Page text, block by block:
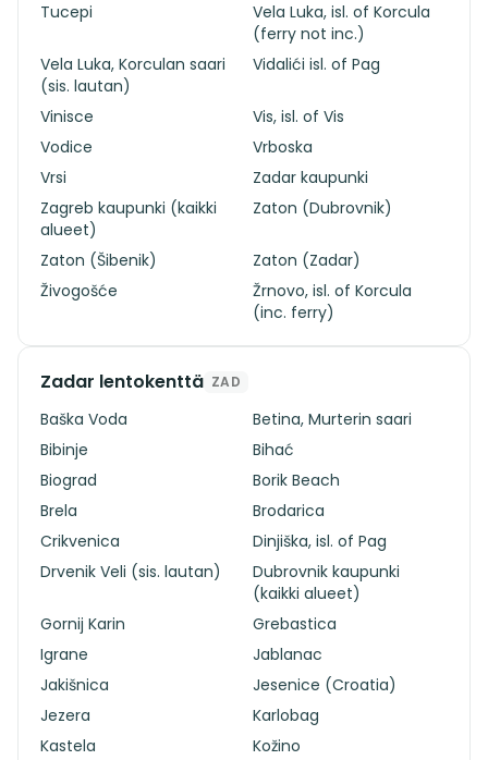
Tucepi
Vela Luka, isl. of Korcula
(ferry not inc.)
Vela Luka, Korculan saari
(sis. lautan)
Vidalići isl. of Pag
Vinisce
Vis, isl. of Vis
Vodice
Vrboska
Vrsi
Zadar kaupunki
Zagreb kaupunki (kaikki
alueet)
Zaton (Dubrovnik)
Zaton (Šibenik)
Zaton (Zadar)
Živogošće
Žrnovo, isl. of Korcula
(inc. ferry)
Zadar lentokenttä ZAD
Baška Voda
Betina, Murterin saari
Bibinje
Bihać
Biograd
Borik Beach
Brela
Brodarica
Crikvenica
Dinjiška, isl. of Pag
Drvenik Veli (sis. lautan)
Dubrovnik kaupunki
(kaikki alueet)
Gornij Karin
Grebastica
Igrane
Jablanac
Jakišnica
Jesenice (Croatia)
Jezera
Karlobag
Kastela
Kožino